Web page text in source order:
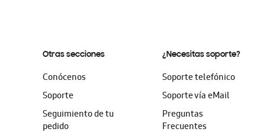
Otras secciones
Conócenos
Soporte
Seguimiento de tu
pedido
¿Necesitas soporte?
Soporte telefónico
Soporte vía eMail
Preguntas
Frecuentes